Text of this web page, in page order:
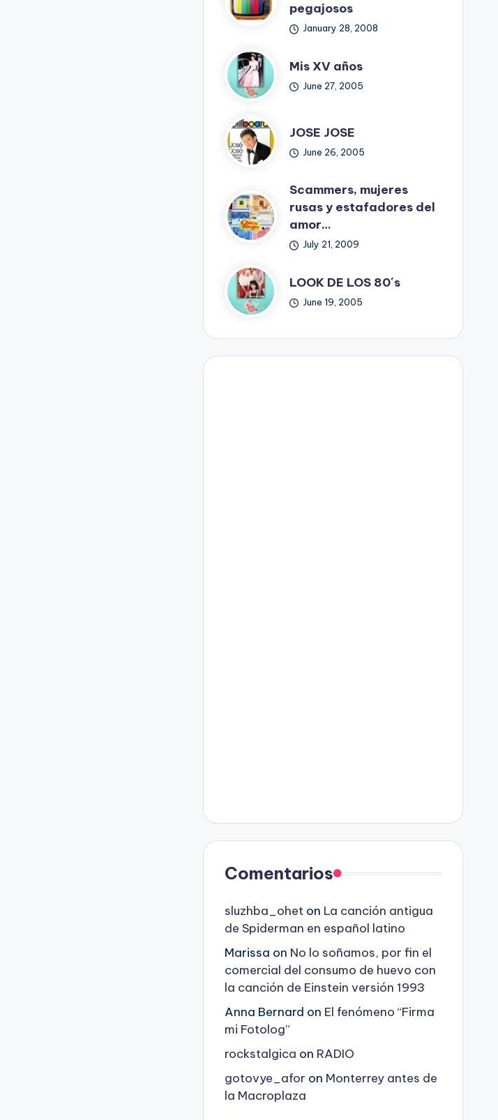
ro
pegajosos
January 28, 2008
Mis XV años
June 27, 2005
JOSE JOSE
June 26, 2005
Scammers, mujeres
rusas y estafadores del
amor…
July 21, 2009
LOOK DE LOS 80´s
June 19, 2005
Comentarios
sluzhba_oheton La canción antigua
de Spiderman en español latino
Marissa on No lo soñamos, por fin el
comercial del consumo de huevo con
la canción de Einstein versión 1993
Anna Bernard on El fenómeno “Firma
mi Fotolog”
rockstalgica on RADIO
gotovye_afor on Monterrey antes de
la Macroplaza